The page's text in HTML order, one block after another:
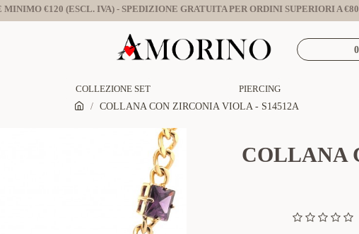
MINIMO €120 (ESCL. IVA) - SPEDIZIONE GRATUITA PER ORDINI SUPERIORI A
0
COLLEZIONE SET PIERCING
COLLANA CON ZIRCONIA VIOLA - S14512A
COLLANA